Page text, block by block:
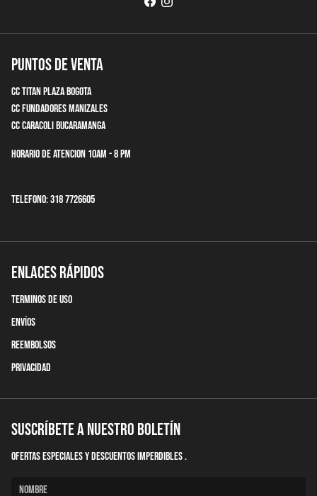
Puntos de Venta
CC Titan Plaza Bogota
CC Fundadores Manizales
CC Caracoli Bucaramanga
Horario de Atencion 10am - 8 pm
Telefono: 318 7726605
Enlaces Rápidos
terminos de uso
Envíos
Reembolsos
Privacidad
Suscríbete a nuestro boletín
Ofertas Especiales y descuentos imperdibles .